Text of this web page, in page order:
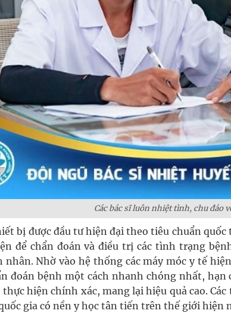
Các bác sĩ luôn nhiệt tình, chu đáo
bị được đầu tư hiện đại theo tiêu chuẩn quốc
để chẩn đoán và điều trị các tình trạng
nhân. Nhờ vào hệ thống các máy móc y tế
đoán bệnh một cách nhanh chóng nhất,
thực hiện chính xác, mang lại hiệu quả cao.
gia có nền y học tân tiến trên thế giới hiện